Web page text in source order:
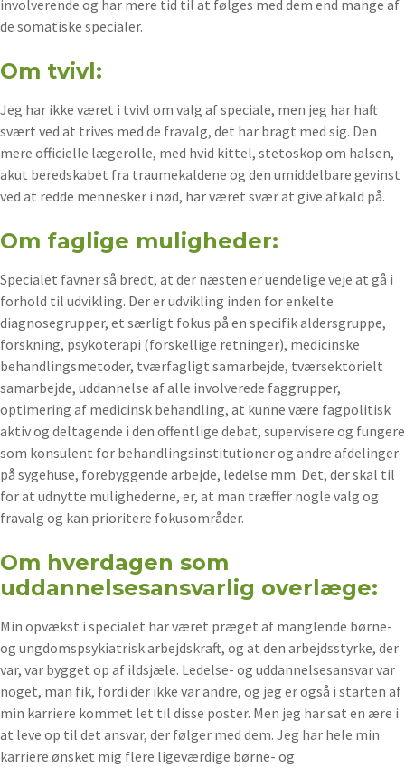
involverende og har mere tid til at følges med dem end mange af
de somatiske specialer.
Om tvivl:
Jeg har ikke været i tvivl om valg af speciale, men jeg har haft
svært ved at trives med de fravalg, det har bragt med sig. Den
mere officielle lægerolle, med hvid kittel, stetoskop om halsen,
akut beredskabet fra traumekaldene og den umiddelbare gevinst
ved at redde mennesker i nød, har været svær at give afkald på.
Om faglige muligheder:
Specialet favner så bredt, at der næsten er uendelige veje at gå i
forhold til udvikling. Der er udvikling inden for enkelte
diagnosegrupper, et særligt fokus på en specifik aldersgruppe,
forskning, psykoterapi (forskellige retninger), medicinske
behandlingsmetoder, tværfagligt samarbejde, tværsektorielt
samarbejde, uddannelse af alle involverede faggrupper,
optimering af medicinsk behandling, at kunne være fagpolitisk
aktiv og deltagende i den offentlige debat, supervisere og fungere
som konsulent for behandlingsinstitutioner og andre afdelinger
på sygehuse, forebyggende arbejde, ledelse mm. Det, der skal til
for at udnytte mulighederne, er, at man træffer nogle valg og
fravalg og kan prioritere fokusområder.
Om hverdagen som
uddannelsesansvarlig overlæge:
Min opvækst i specialet har været præget af manglende børne-
og ungdomspsykiatrisk arbejdskraft, og at den arbejdsstyrke, der
var, var bygget op af ildsjæle. Ledelse- og uddannelsesansvar var
noget, man fik, fordi der ikke var andre, og jeg er også i starten af
min karriere kommet let til disse poster. Men jeg har sat en ære i
at leve op til det ansvar, der følger med dem. Jeg har hele min
karriere ønsket mig flere ligeværdige børne- og